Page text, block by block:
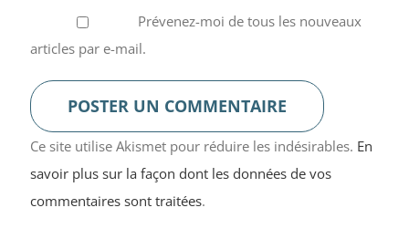
Prévenez-moi de tous les nouveaux
articles par e-mail.
Ce site utilise Akismet pour réduire les indésirables. En
savoir plus sur la façon dont les données de vos
commentaires sont traitées.